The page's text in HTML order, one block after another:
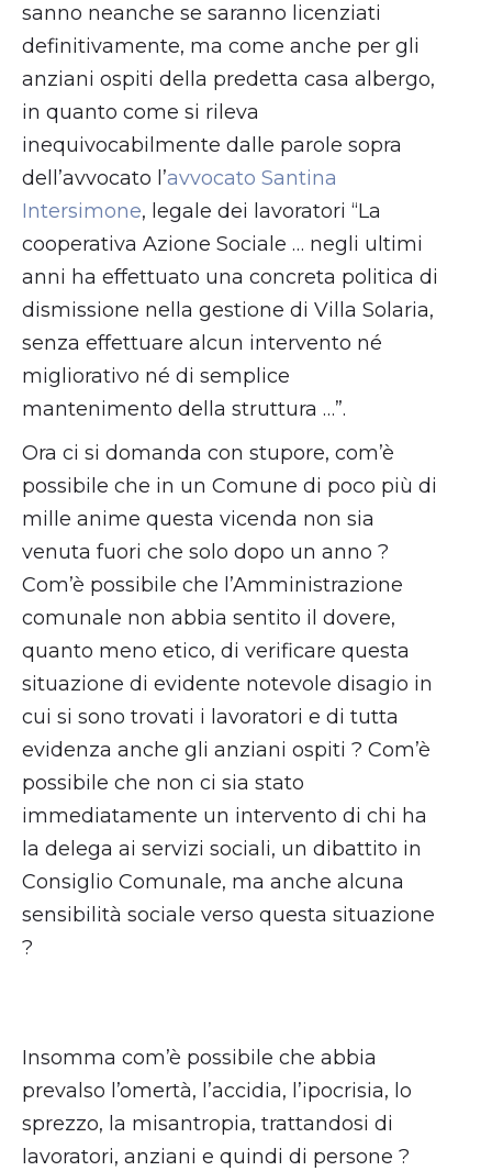
sanno neanche se saranno licenziati
definitivamente, ma come anche per gli
anziani ospiti della predetta casa albergo,
in quanto come si rileva
inequivocabilmente dalle parole sopra
dell’avvocato l’avvocato Santina
Intersimone, legale dei lavoratori “La
cooperativa Azione Sociale … negli ultimi
anni ha effettuato una concreta politica di
dismissione nella gestione di Villa Solaria,
senza effettuare alcun intervento né
migliorativo né di semplice
mantenimento della struttura …”.
Ora ci si domanda con stupore, com’è
possibile che in un Comune di poco più di
mille anime questa vicenda non sia
venuta fuori che solo dopo un anno ?
Com’è possibile che l’Amministrazione
comunale non abbia sentito il dovere,
quanto meno etico, di verificare questa
situazione di evidente notevole disagio in
cui si sono trovati i lavoratori e di tutta
evidenza anche gli anziani ospiti ? Com’è
possibile che non ci sia stato
immediatamente un intervento di chi ha
la delega ai servizi sociali, un dibattito in
Consiglio Comunale, ma anche alcuna
sensibilità sociale verso questa situazione
?
Insomma com’è possibile che abbia
prevalso l’omertà, l’accidia, l’ipocrisia, lo
sprezzo, la misantropia, trattandosi di
lavoratori, anziani e quindi di persone ?